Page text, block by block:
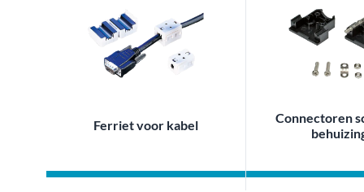
Ferriet voor kabel
Connectoren